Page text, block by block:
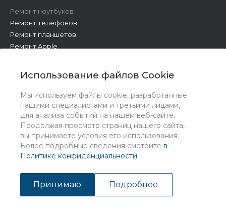
Использование файлов Cookie
Мы используем файлы cookie, разработанные
нашими специалистами и третьими лицами,
для анализа событий на нашем веб-сайте.
Продолжая просмотр страниц нашего сайта,
вы принимаете условия его использования.
Более подробные сведения смотрите в
Политике конфиденциальности.
Принимаю Подробнее
Ремонт ноутбуков
Ремонт телефонов
Ремонт планшетов
Ремонт Apple